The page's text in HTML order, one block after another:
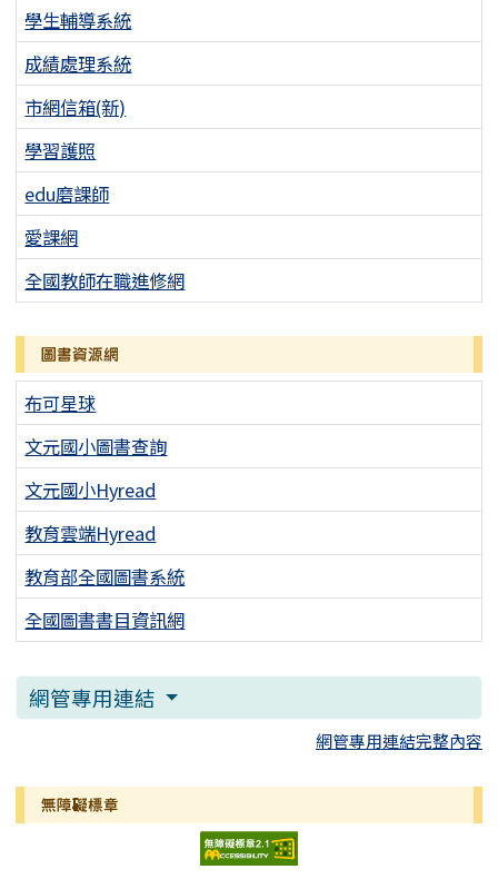
學生輔導系統
成績處理系統
市網信箱(新)
學習護照
edu磨課師
愛課網
全國教師在職進修網
圖書資源網
布可星球
文元國小圖書查詢
文元國小Hyread
教育雲端Hyread
教育部全國圖書系統
全國圖書書目資訊網
網管專用連結
網管專用連結完整內容
無障礙標章